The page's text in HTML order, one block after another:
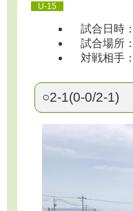
U-15
試合日時
試合場所
対戦相手
○2-1(0-0/2-1)